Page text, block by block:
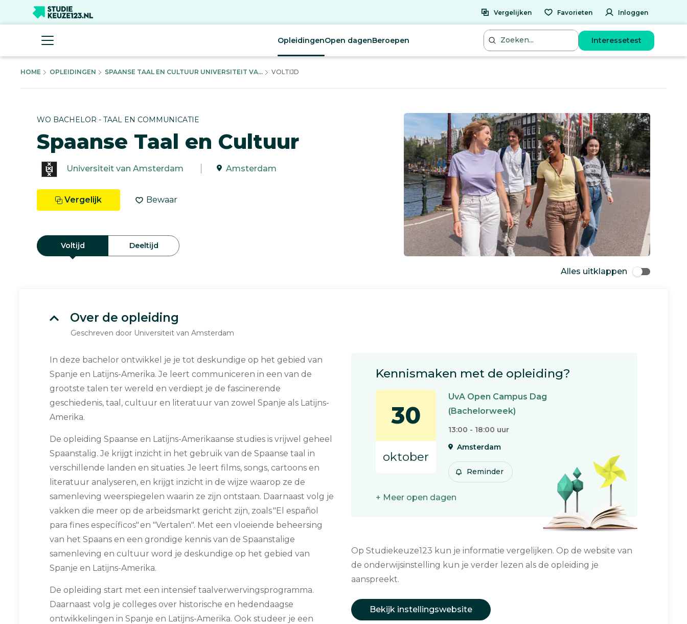
Vergelijken Favorieten Inloggen
OpleidingenOpen dagenBeroepen Interessetest
HOME OPLEIDINGEN SPAANSE TAAL EN CULTUUR UNIVERSITEIT VA... VOLTIJD
WO BACHELOR - TAAL EN COMMUNICATIE
Spaanse Taal en Cultuur
Universiteit van Amsterdam Amsterdam
Vergelijk Bewaar
Voltijd Deeltijd
Alles uitklappen
Over de opleiding
Geschreven door Universiteit van Amsterdam
In deze bachelor ontwikkel je je tot deskundige op het gebied van
Spanje en Latijns-Amerika. Je leert communiceren in een van de
grootste talen ter wereld en verdiept je de fascinerende
geschiedenis, taal, cultuur en literatuur van zowel Spanje als Latijns-
Amerika.
De opleiding Spaanse en Latijns-Amerikaanse studies is vrijwel geheel
Spaanstalig. Je krijgt inzicht in het gebruik van de Spaanse taal in
verschillende landen en situaties. Je leert films, songs, cartoons en
literatuur analyseren, en krijgt inzicht in de wijze waarop ze de
samenleving weerspiegelen waarin ze zijn ontstaan. Daarnaast volg je
vakken die meer op de arbeidsmarkt gericht zijn, zoals "El español
para fines específicos" en "Vertalen". Met een vloeiende beheersing
van het Spaans en een grondige kennis van de Spaanstalige
samenleving en cultuur word je deskundige op het gebied van
Spanje en Latijns-Amerika.
De opleiding start met een intensief taalverwervingsprogramma.
Daarnaast volg je colleges over historische en hedendaagse
ontwikkelingen in Spanje en Latijns-Amerika. Ook studeer je een
Kennismaken met de opleiding?
30
oktober
UvA Open Campus Dag
(Bachelorweek)
13:00 - 18:00 uur
Amsterdam
Reminder
+ Meer open dagen
Op Studiekeuze123 kun je informatie vergelijken. Op de website van
de onderwijsinstelling kun je verder lezen als de opleiding je
aanspreekt.
Bekijk instellingswebsite